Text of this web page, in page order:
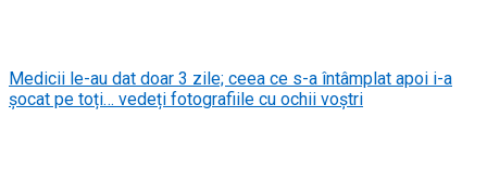
Medicii le-au dat doar 3 zile; ceea ce s-a întâmplat apoi i-a
șocat pe toți… vedeți fotografiile cu ochii voștri